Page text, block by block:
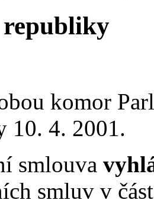
republiky
komor
10. 4. 2001.
smlouva
smluv v